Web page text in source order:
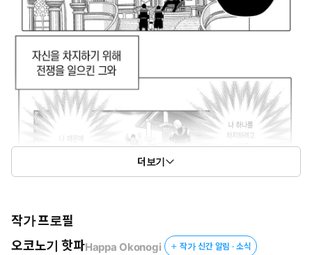
더보기
작가 프로필
오코노기 핫파Happa Okonogi 작가 신간 알림 · 소식